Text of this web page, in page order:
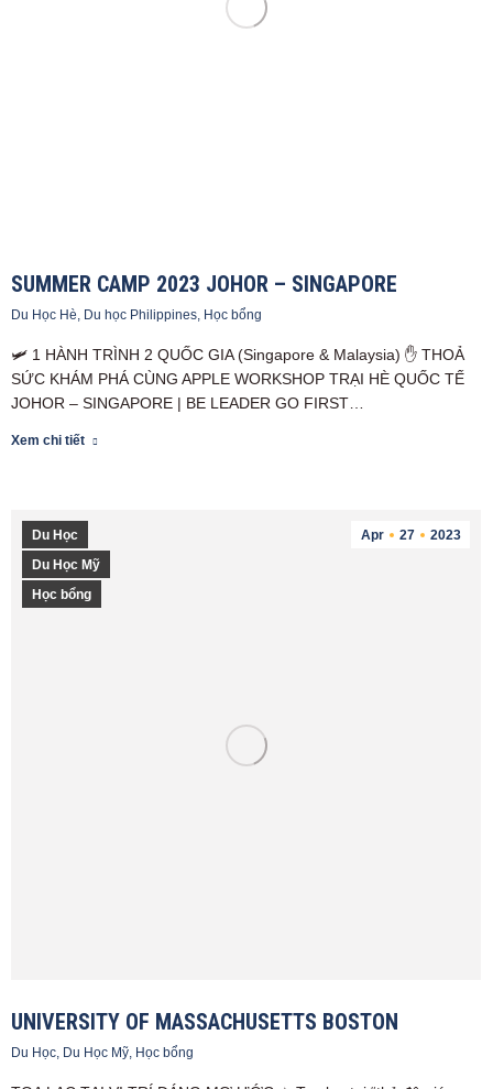
SUMMER CAMP 2023 JOHOR – SINGAPORE
Du Học Hè, Du học Philippines, Học bổng
🛩️ 1 HÀNH TRÌNH 2 QUỐC GIA (Singapore & Malaysia) ✋ THOẢ
SỨC KHÁM PHÁ CÙNG APPLE WORKSHOP TRẠI HÈ QUỐC TẾ
JOHOR – SINGAPORE | BE LEADER GO FIRST…
Xem chi tiết
Apr 27 2023
Du Học
Du Học Mỹ
Học bổng
UNIVERSITY OF MASSACHUSETTS BOSTON
Du Học, Du Học Mỹ, Học bổng